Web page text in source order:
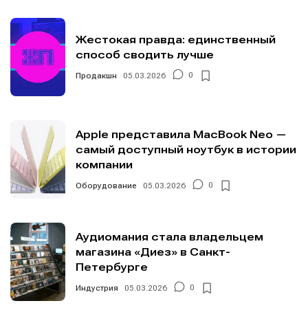
Информация
О проекте
Информация
О проекте
Жестокая правда: единственный
способ сводить лучше
Продакшн 05.03.2026 0
Apple представила MacBook Neo —
самый доступный ноутбук в истории
компании
Оборудование 05.03.2026 0
Аудиомания стала владельцем
магазина «Диез» в Санкт-
Петербурге
Индустрия 05.03.2026 0